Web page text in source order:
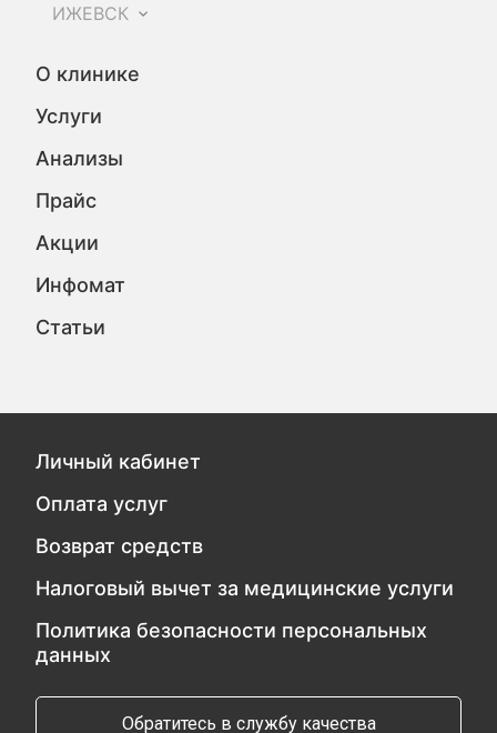
ИЖЕВСК
О клинике
Услуги
Анализы
Прайс
Акции
Инфомат
Статьи
Личный кабинет
Оплата услуг
Возврат средств
Налоговый вычет за медицинские услуги
Политика безопасности персональных
данных
Обратитесь в службу качества